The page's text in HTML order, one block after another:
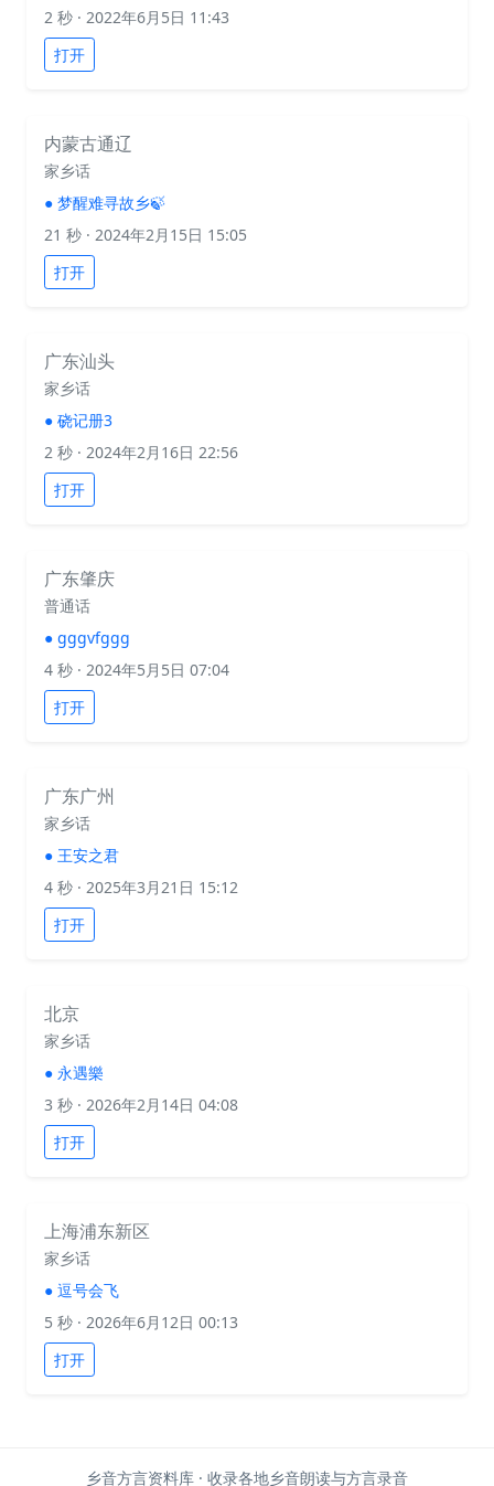
2 秒 · 2022年6月5日 11:43
打开
内蒙古通辽
家乡话
● 梦醒难寻故乡🍃
21 秒 · 2024年2月15日 15:05
打开
广东汕头
家乡话
● 硗记册3
2 秒 · 2024年2月16日 22:56
打开
广东肇庆
普通话
● gggvfggg
4 秒 · 2024年5月5日 07:04
打开
广东广州
家乡话
● 王安之君
4 秒 · 2025年3月21日 15:12
打开
北京
家乡话
● 永遇樂
3 秒 · 2026年2月14日 04:08
打开
上海浦东新区
家乡话
● 逗号会飞
5 秒 · 2026年6月12日 00:13
打开
乡音方言资料库 · 收录各地乡音朗读与方言录音